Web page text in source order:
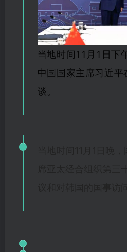
当地时间11月1日下
中国国家主席习近
谈。